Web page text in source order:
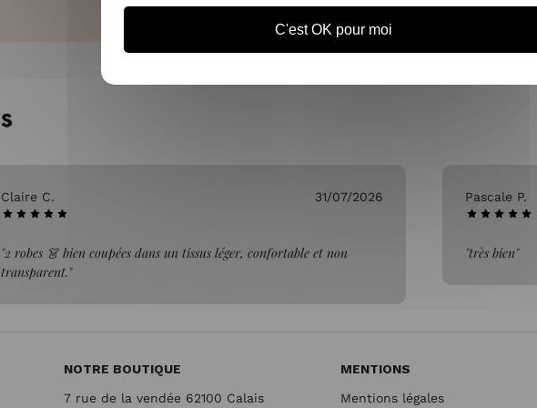
SAMEDI DE 10H À
Claire C. 31/07/2026
"2 robes 👗 bien coupées dans un tissus léger, confortable et non
transparent."
Pascale P.
"très bien"
NOTRE BOUTIQUE
7 rue de la vendée 62100 Calais
MENTIONS
Mentions légales
C'est OK pour moi